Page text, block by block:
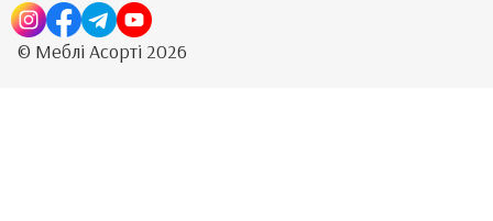
© Меблі Асорті 2026